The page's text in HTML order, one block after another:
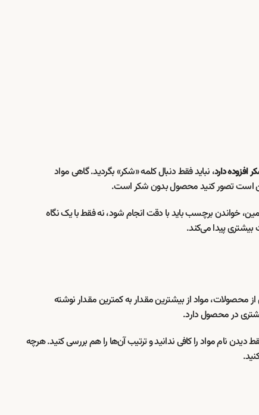
افزوده دارد، نباید فقط دنبال کلمه «شکر» بگردید. گاهی مواد
است تصور کنید محصول بدون شکر است.
خواندن برچسب باید با دقت انجام شود، نه فقط با یک نگاه
پیدا می‌کند.
مواد از بیشترین مقدار به کمترین مقدار نوشته
در محصول دارد.
دیدن نام مواد را کافی ندانید و ترتیب آن‌ها را هم بررسی کنید. هرچه